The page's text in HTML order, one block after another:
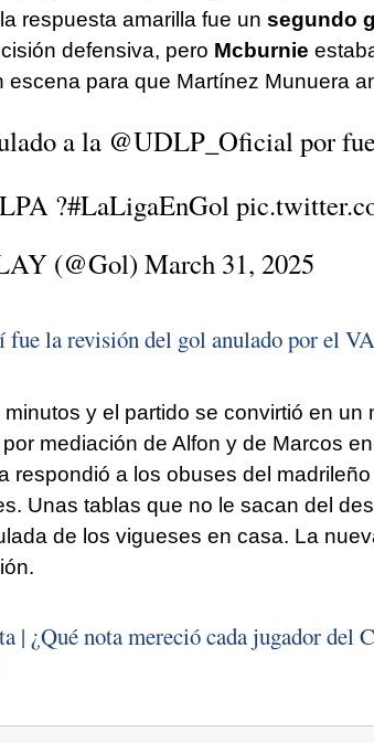
respuesta amarilla fue un segundo
defensiva, pero Mcburnie
escena para que Martínez Munuera
a la @UDLP_Oficialpor
?#LaLigaEnGol
(@Gol) March 31, 2025
fue la revisión del gol anulado por el
y el partido se convirtió en un
mediación de Alfon y de Marcos
respondió a los obuses del
Unas tablas que no le sacan del
de los vigueses en casa. La
| ¿Qué nota mereció cada jugador del